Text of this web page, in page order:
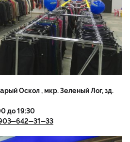
Оскол, мкр. Зеленый Лог, зд.
до 19:30